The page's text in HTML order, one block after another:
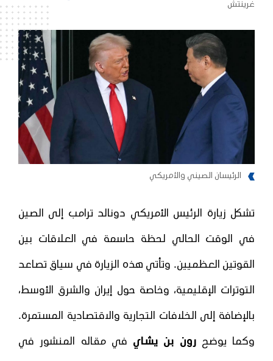
غرينتش
الرئيسان الصيني والأمريكي
تشكل زيارة الرئيس الأمريكي دونالد ترامب إلى الصين
في الوقت الحالي لحظة حاسمة في العلاقات بين
القوتين العظميين. وتأتي هذه الزيارة في سياق تصاعد
التوترات الإقليمية، وخاصة حول إيران والشرق الأوسط،
بالإضافة إلى الخلافات التجارية والاقتصادية المستمرة.
وكما يوضحرون بن يشاي في مقاله المنشور في